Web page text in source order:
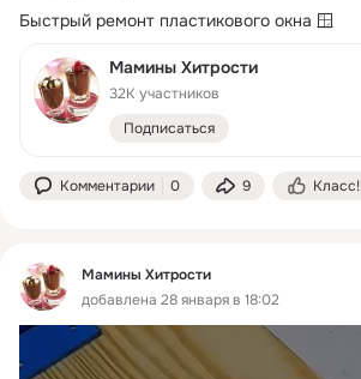
Быстрый ремонт пластикового окна 🪟
Мамины Хитрости
32K участников
Подписаться
Комментарии 0 9 Класс!
Мамины Хитрости
добавлена 28 января в 18:02